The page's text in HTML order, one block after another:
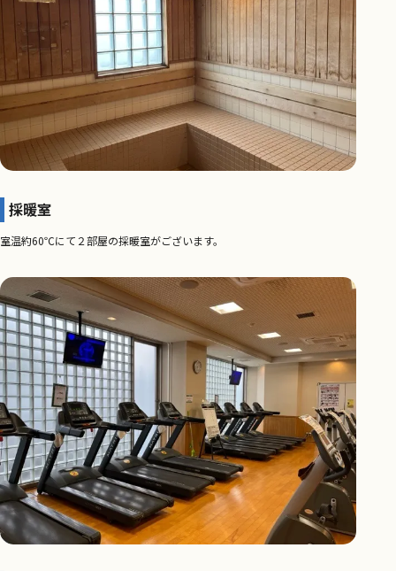
採暖室
室温約60℃にて２部屋の採暖室がございます。